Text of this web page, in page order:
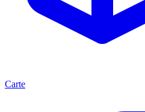
Carte